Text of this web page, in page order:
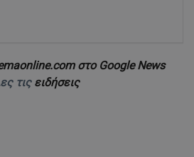
στο Google News
τις ειδήσεις